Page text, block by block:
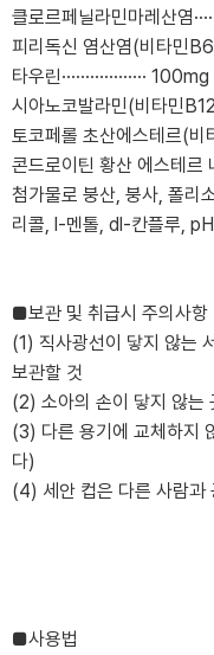
클로르페닐라민마레산염
피리독신 염산염(비타민
타우린··················
시아노코발라민(비타민
토코페롤 초산에스테르(
콘드로이틴 황산 에스테르
첨가물로 붕산, 붕사, 폴리
리콜, l-멘톨, dl-칸플루,
■보관 및 취급시 주의사항
(1) 직사광선이 닿지 않는
보관할 것
(2) 소아의 손이 닿지 않는
(3) 다른 용기에 교체하지
다)
(4) 세안 컵은 다른 사람과
■사용법